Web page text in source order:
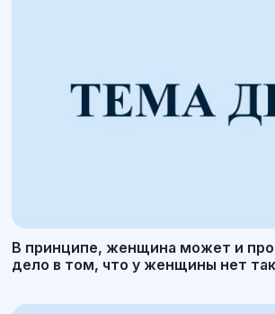
В принципе, женщина может и
дело в том, что у женщины нет